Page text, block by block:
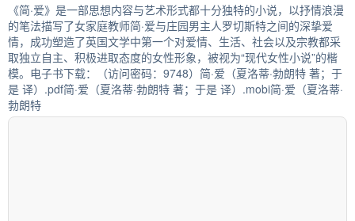
《简·爱》是一部思想内容与艺术形式都十分独特的小说，以抒情浪漫
的笔法描写了女家庭教师简·爱与庄园男主人罗切斯特之间的深挚爱
情，成功塑造了英国文学中第一个对爱情、生活、社会以及宗教都采
取独立自主、积极进取态度的女性形象，被视为“现代女性小说”的楷
模。电子书下载：（访问密码：9748）简·爱（夏洛蒂·勃朗特 著；于
是 译）.pdf简·爱（夏洛蒂·勃朗特 著；于是 译）.mobi简·爱（夏洛蒂·
勃朗特